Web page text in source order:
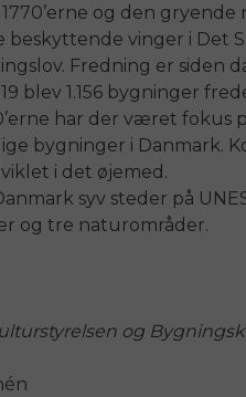
og den gryende
vinger i Det
Fredning er siden
blev 1.156 bygninger
har der været fokus
bygninger i Danmark.
i det øjemed.
syv steder på
og tre naturområder.
og